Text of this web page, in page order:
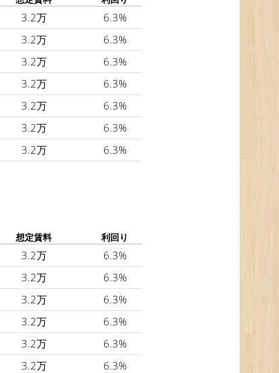
3.2万
6.3%
3.2万
6.3%
3.2万
6.3%
3.2万
6.3%
3.2万
6.3%
3.2万
6.3%
3.2万 6.3%
想定賃料 利回り
3.2万
6.3%
3.2万
6.3%
3.2万
6.3%
3.2万
6.3%
3.2万
6.3%
3.2万 6.3%